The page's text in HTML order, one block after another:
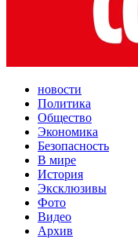
новости
Политика
Общество
Экономика
Безопасность
В мире
История
Эксклюзивы
Фото
Видео
Архив